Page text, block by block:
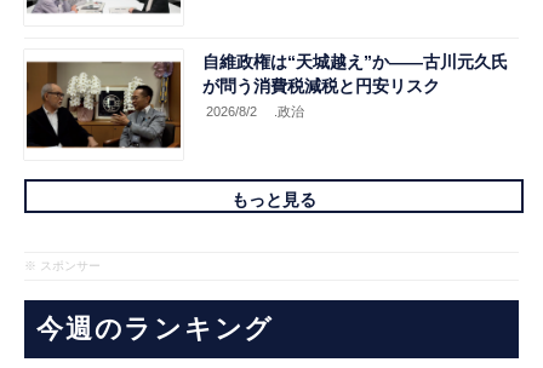
自維政権は“天城越え”か――古川元久氏
が問う消費税減税と円安リスク
2026/8/2 .政治
もっと見る
※ スポンサー
今週のランキング